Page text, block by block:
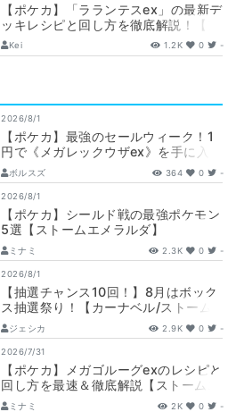
【ポケカ】「ラランテスex」の最新デ
ッキレシピと回し方を徹底解説！【ア
ビスアイ】
Kei 1.2K 0 -
2026/8/1
【ポケカ】最強のセールウィーク！1
円で《メガレックウザex》を手に入れ
ろ！！【カーナベルSALE】
ボルスズ 364 0 -
2026/8/1
【ポケカ】シールド戦の最強ポケモン
5選【ストームエメラルダ】
ミナミ 2.3K 0 -
2026/8/1
【抽選チャンス10回！】8月はボック
ス抽選祭り！【カーナベル/ストーム
エメラルダ】
ジェシカ 2.9K 0 -
2026/7/31
【ポケカ】メガゴルーグexのレシピと
回し方を最速＆徹底解説【ストームエ
メラルダ】
ミナミ 2K 0 -